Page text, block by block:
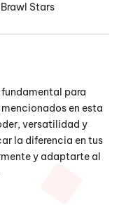
Stars
para
en esta
versatilidad y
la diferencia en tus
y adaptarte al